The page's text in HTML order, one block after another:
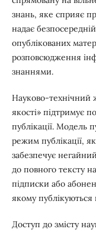
знань, яке сприяє
надає
опублікованих
розповсюдження
знаннями.
Науково-технічний
якості» підтримує
публікації. Модель
режим публікації,
забезпечує
до повного тексту
підписки або
якому публікуються
Доступ до змісту